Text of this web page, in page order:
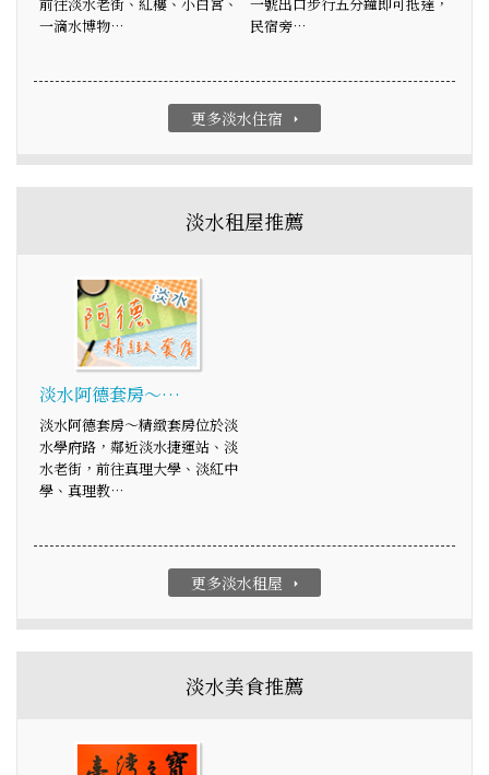
一滴水博物…
民宿旁…
更多淡水住宿 arrow_right
淡水租屋推薦
淡水阿德套房～…
淡水阿德套房～精緻套房位於淡
水學府路，鄰近淡水捷運站、淡
水老街，前往真理大學、淡紅中
學、真理教…
更多淡水租屋 arrow_right
淡水美食推薦